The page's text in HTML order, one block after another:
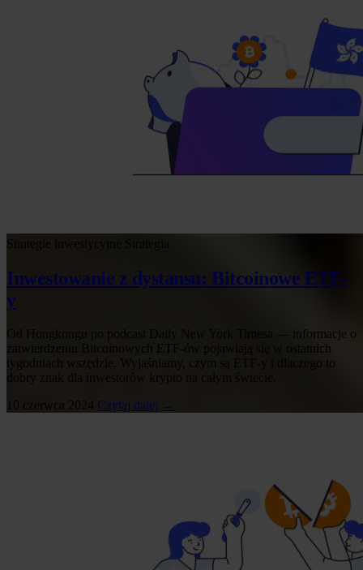
Inwestowanie z dystansu: Bitcoinowe ETF-
y
Od Hongkongu po podcast Daily New York Timesa — informacje o
zatwierdzeniu Bitcoinowych ETF-ów pojawiają się w ostatnich
tygodniach wszędzie. Wyjaśniamy, czym są ETF-y i dlaczego to
dobry znak dla inwestorów krypto na całym świecie.
10 czerwca 2024 Czytaj dalej →